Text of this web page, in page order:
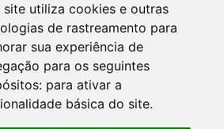
site utiliza cookies e outras
de rastreamento para
sua experiência de
para os seguintes
para ativar a
básica do site.